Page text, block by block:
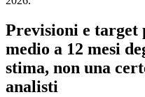
Previsioni e target
medio a 12 mesi
stima, non una
analisti